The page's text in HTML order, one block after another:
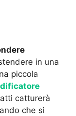
in una
piccola
catturerà
che si